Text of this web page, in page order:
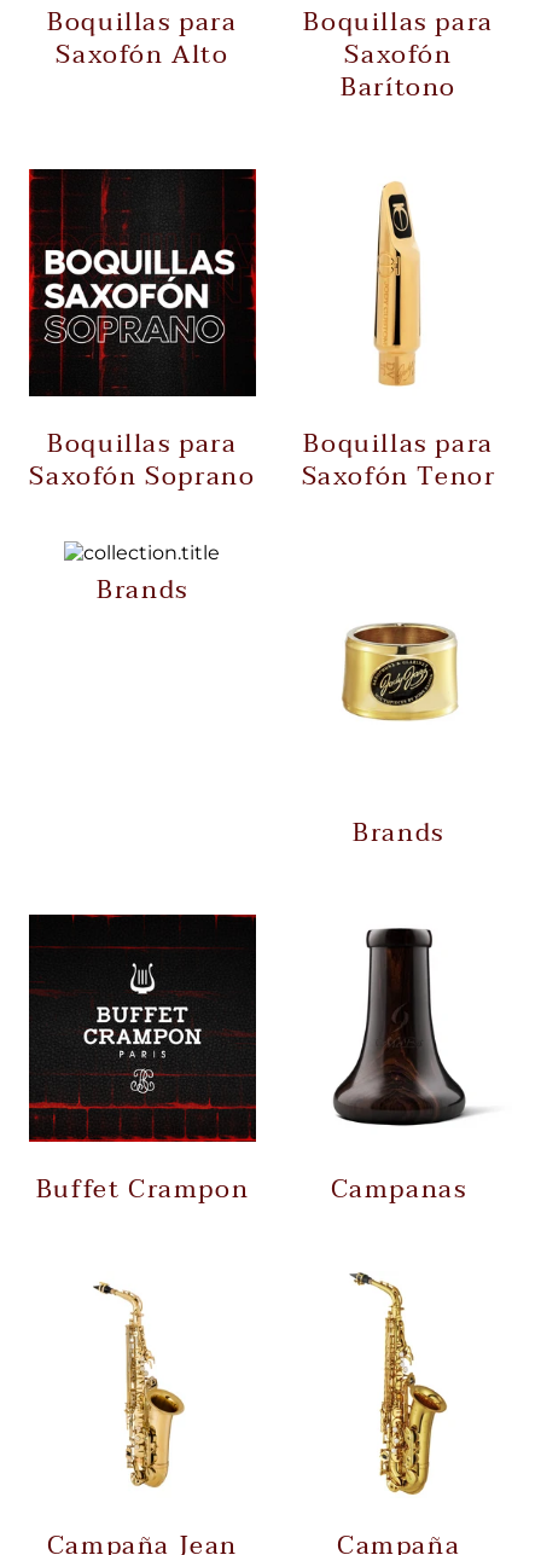
Boquillas para
Saxofón Alto
Boquillas para
Saxofón
Barítono
Boquillas para
Saxofón Soprano
Boquillas para
Saxofón Tenor
Brands
Brands
Buffet Crampon Campanas
Campaña Jean Campaña